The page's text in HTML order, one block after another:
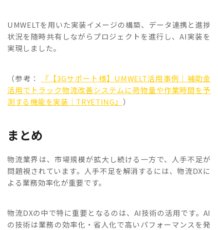
UMWELTを用いた実装イメージの構築、データ連携と進捗
状況を随時共有しながらプロジェクトを進行し、AI実装を
実現しました。
（参考：
『【3Gサポート様】UMWELT活用事例｜補助金
活用でトラック物流改善システムに荷物量や作業時間を予
測する機能を実装｜TRYETING』 ）
まとめ
物流業界は、市場規模が拡大し続ける一方で、人手不足が
問題視されています。人手不足を解消するには、物流DXに
よる業務効率化が重要です。
物流DXの中で特に重要となるのは、AI技術の活用です。AI
の技術は業務の効率化・省人化で高いパフォーマンスを発